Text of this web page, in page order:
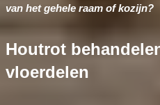
van het gehele raam of kozijn?
Houtrot
vloerdelen